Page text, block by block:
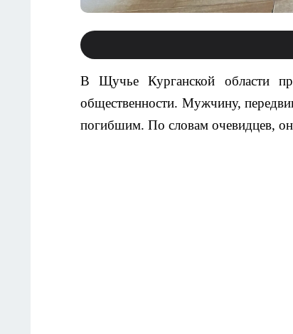
В Щучье Курганской области
общественности. Мужчину,
погибшим. По словам очевидцев, он